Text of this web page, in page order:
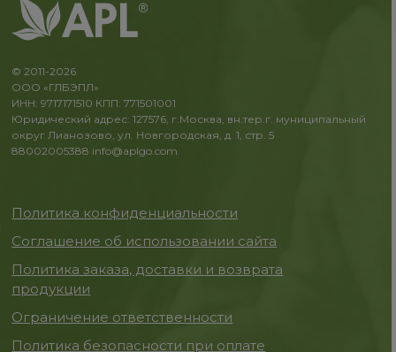
© 2011-2026
ООО «ГЛБЭПЛ»
ИНН: 9717171510 КПП: 771501001
Юридический адрес: 127576, г.Москва, вн.тер.г. муниципальный
округ Лианозово, ул. Новгородская, д. 1, стр. 5
88002005388 info@aplgo.com
Политика конфиденциальности
Соглашение об использовании сайта
Политика заказа, доставки и возврата
продукции
Ограничение ответственности
Политика безопасности при оплате